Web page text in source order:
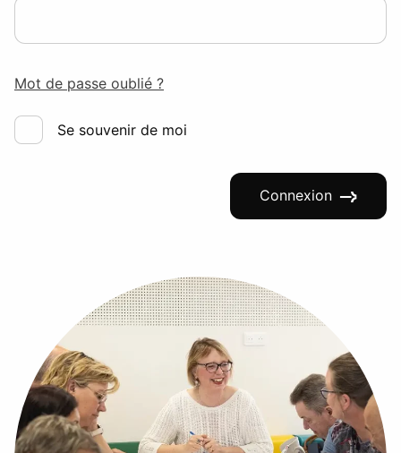
Mot de passe oublié ?
Se souvenir de moi
Connexion